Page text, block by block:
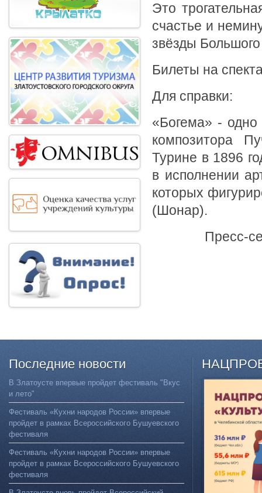
Это
счастье и
звёзды
Билеты на
Для справки:
«Богема» - одно
композитора
Турине в 1896
в исполнении
которых
(Шонар).
Пресс-
Последние новости
В Златоусте впервые пройдет фестиваль "Вкус
и лето"
Фестиваль «Кухни народов России» впервые
пройдет в рамках Всероссийского Бушуевского
фестиваля
Фестиваль «Кухни народов России» впервые
пройдет в рамках Всероссийского Бушуевского
фестиваля